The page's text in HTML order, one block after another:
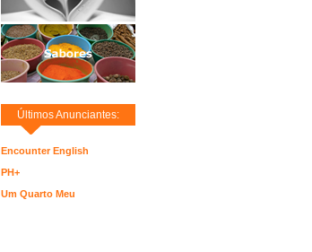
Últimos Anunciantes:
Encounter English
PH+
Um Quarto Meu